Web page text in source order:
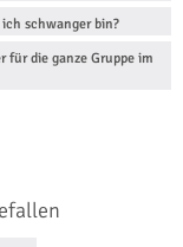
schwanger bin?
für die ganze Gruppe im